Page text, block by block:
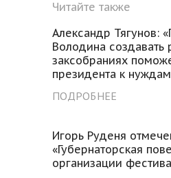
Читайте также
Александр Тягунов:
Володина создавать
заксобраниях
президента к
ПОДРОБНЕЕ
Игорь Руденя
«Губернаторская
организации